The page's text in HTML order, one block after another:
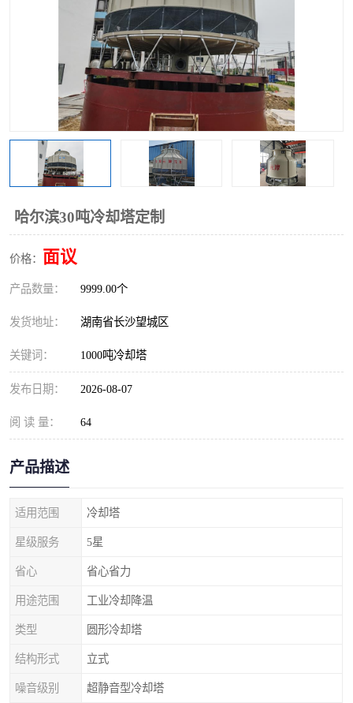
哈尔滨30吨冷却塔定制
价格： 面议
产品数量： 9999.00个
发货地址： 湖南省长沙望城区
关键词： 1000吨冷却塔
发布日期： 2026-08-07
阅 读 量： 64
产品描述
适用范围 冷却塔
星级服务 5星
省心 省心省力
用途范围 工业冷却降温
类型 圆形冷却塔
结构形式 立式
噪音级别 超静音型冷却塔